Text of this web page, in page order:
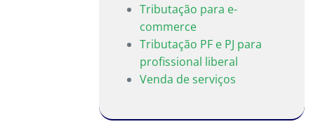
Tributação para e-
commerce
Tributação PF e PJ para
profissional liberal
Venda de serviços